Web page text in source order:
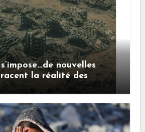
nouvelles
la réalité des
à Gaza